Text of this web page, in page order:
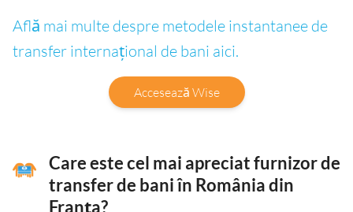
Află mai multe despre metodele instantanee de
transfer internațional de bani aici.
Accesează Wise
Care este cel mai apreciat furnizor de
transfer de bani în România din
Franța?